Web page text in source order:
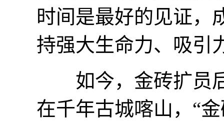
时间是最好的见证，
持强大生命力、吸引
如今，金砖扩员后
在千年古城喀山，“